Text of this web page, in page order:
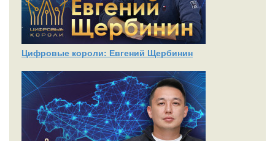
Цифровые короли: Евгений Щербинин